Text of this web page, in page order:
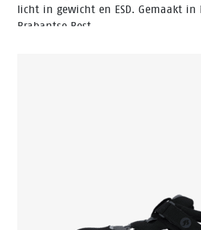
licht in gewicht en ESD. Gemaakt
Brabantse Best.